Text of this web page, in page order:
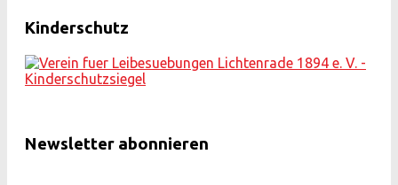
Kinderschutz
Newsletter abonnieren